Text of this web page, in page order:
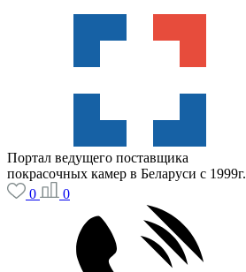
Портал ведущего поставщика
покрасочных камер в Беларуси с 1999г.
0
0